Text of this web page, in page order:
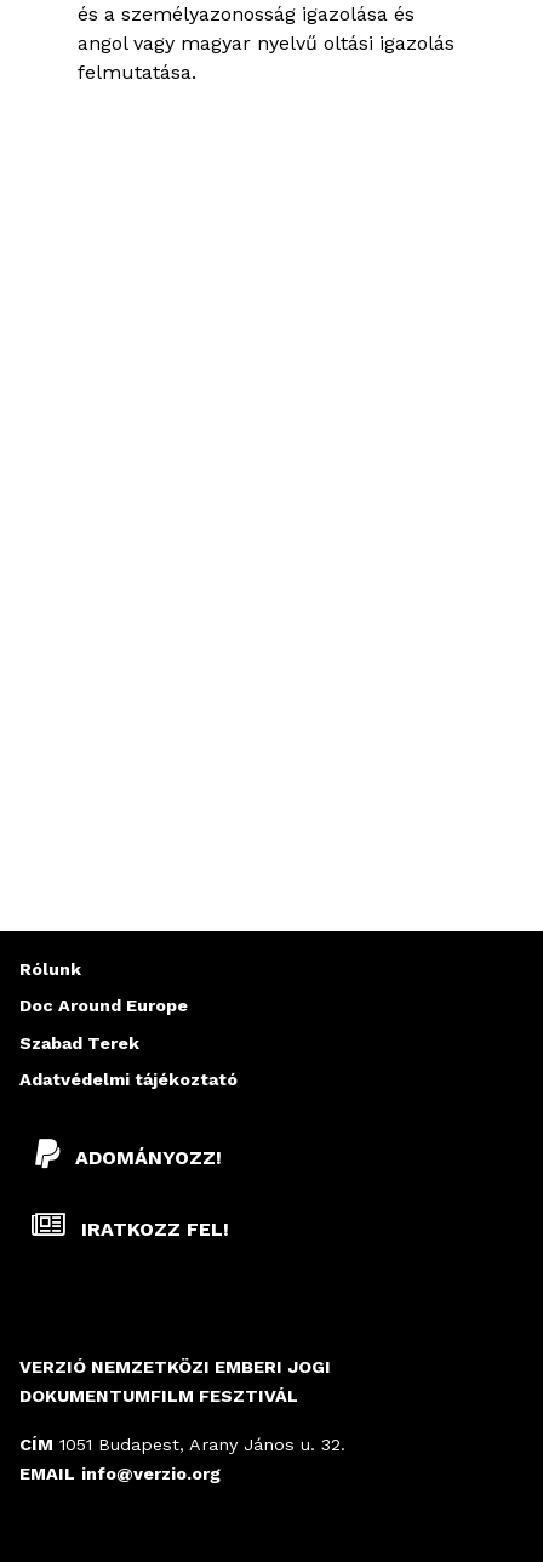
és a személyazonosság igazolása és
angol vagy magyar nyelvű oltási igazolás
felmutatása.
VERZIÓ NEMZETKÖZI EMBERI JOGI
DOKUMENTUMFILM FESZTIVÁL
CÍM 1051 Budapest, Arany János u. 32.
EMAIL info@verzio.org
ADOMÁNYOZZ!
IRATKOZZ FEL!
Rólunk
Doc Around Europe
Szabad Terek
Adatvédelmi tájékoztató